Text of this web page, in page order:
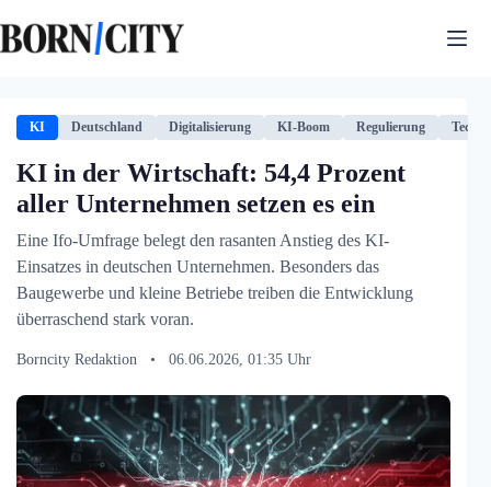
Inhalt
springen
KI Deutschland Digitalisierung KI-Boom Regulierung
KI in der Wirtschaft: 54,4 Prozent
aller Unternehmen setzen es ein
Eine Ifo-Umfrage belegt den rasanten Anstieg des KI-
Einsatzes in deutschen Unternehmen. Besonders das
Baugewerbe und kleine Betriebe treiben die Entwicklung
überraschend stark voran.
Borncity Redaktion • 06.06.2026, 01:35 Uhr